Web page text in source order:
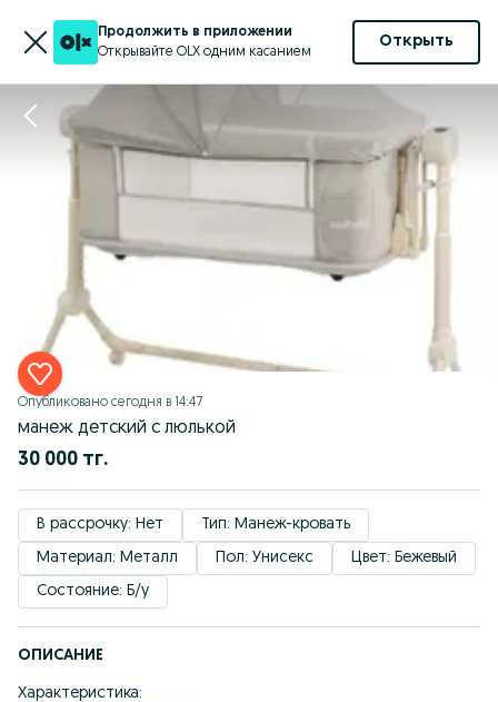
Продолжить в приложении
Открывайте OLX одним касанием
Открыть
Опубликовано сегодня в 14:47
манеж детский с люлькой
30 000 тг.
В рассрочку: Нет
Тип: Манеж-кровать
Материал: Металл
Пол: Унисекс
Цвет: Бежевый
Состояние: Б/у
ОПИСАНИЕ
Характеристика: